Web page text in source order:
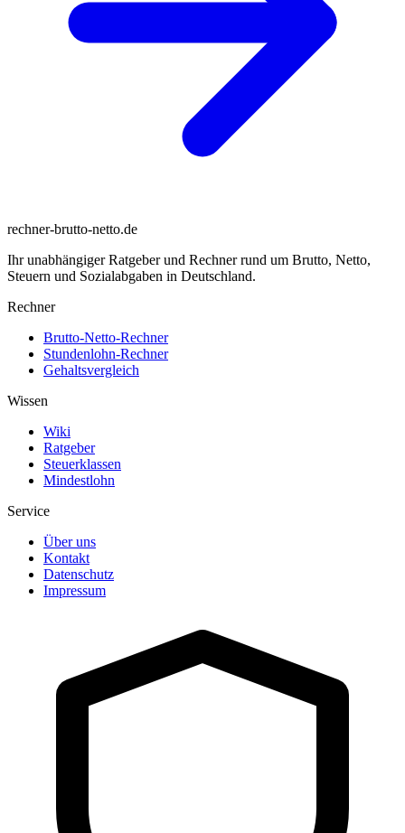
rechner-brutto-netto.de
Ihr unabhängiger Ratgeber und Rechner rund um Brutto, Netto,
Steuern und Sozialabgaben in Deutschland.
Rechner
Brutto-Netto-Rechner
Stundenlohn-Rechner
Gehaltsvergleich
Wissen
Wiki
Ratgeber
Steuerklassen
Mindestlohn
Service
Über uns
Kontakt
Datenschutz
Impressum